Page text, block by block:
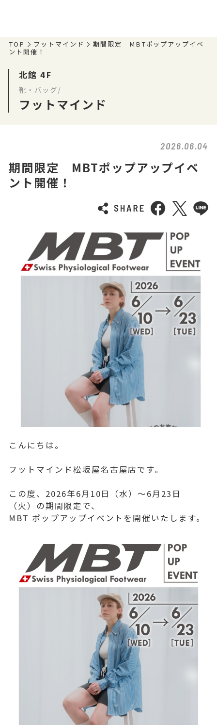
TOP フットマインド
期間限定 MBTポップアップイベ
ント開催！
北館 4F
靴・バッグ/
フットマインド
2026.06.04
期間限定 MBTポップアップイベ
ント開催！
こんにちは。
フットマインド松坂屋名古屋店です。
この度、2026年6月10日（水）〜6月23日
（火）の期間限定で、
MBT ポップアップイベントを開催いたします。